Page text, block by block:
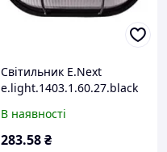
Світильник E.Next
e.light.1403.1.60.27.black
В наявності
283.58₴